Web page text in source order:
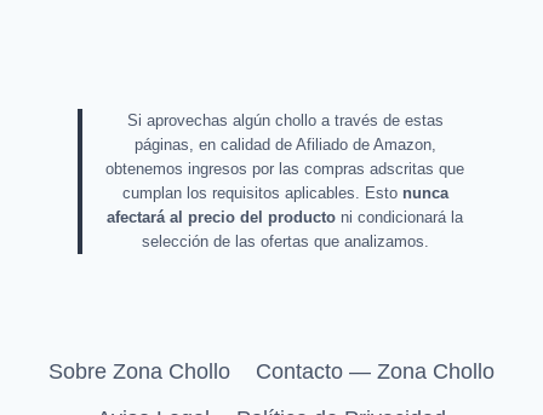
Si aprovechas algún chollo a través de estas
páginas, en calidad de Afiliado de Amazon,
obtenemos ingresos por las compras adscritas que
cumplan los requisitos aplicables. Esto nunca
afectará al precio del producto ni condicionará la
selección de las ofertas que analizamos.
Sobre Zona Chollo
Contacto — Zona Chollo